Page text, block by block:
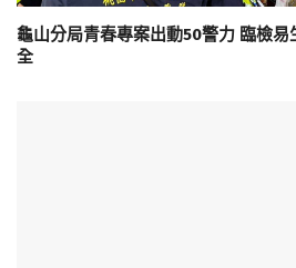
龜山分局青春專案出動50警力 臨檢
全